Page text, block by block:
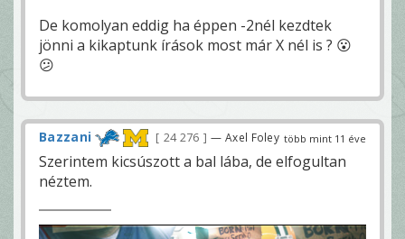
De komolyan eddig ha éppen -2nél kezdtek
jönni a kikaptunk írások most már X nél is ? 😮
😕
több mint 11 éve
Bazzani 24 276 — Axel Foley
Szerintem kicsúszott a bal lába, de elfogultan
néztem.